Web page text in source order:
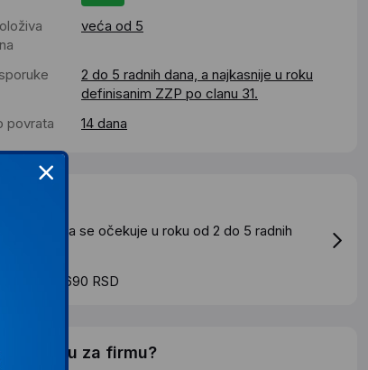
veća od 5
2 do 5 radnih dana, a najkasnije u roku
definisanim ZZP po clanu 31.
povrata
14 dana
dostava se očekuje u roku od 2 do 5 radnih
dostave 690 RSD
ponudu za firmu?